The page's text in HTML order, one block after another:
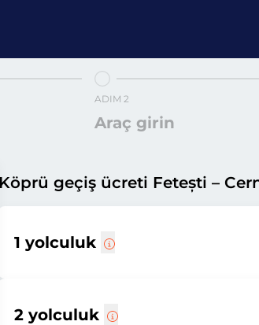
ADIM 2
Araç girin
Köprü geçiş ücreti Fetești –
1 yolculuk
2 yolculuk